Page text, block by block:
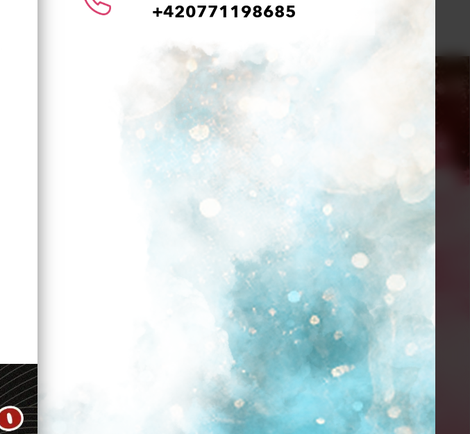
+420771198685